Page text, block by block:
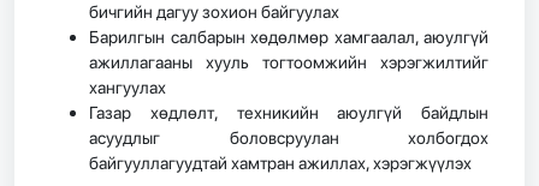
бичгийн дагуу зохион байгуулах
Барилгын салбарын хөдөлмөр хамгаалал, аюулгүй
ажиллагааны хууль тогтоомжийн хэрэгжилтийг
хангуулах
Газар хөдлөлт, техникийн аюулгүй байдлын
асуудлыг боловсруулан холбогдох
байгууллагуудтай хамтран ажиллах, хэрэгжүүлэх